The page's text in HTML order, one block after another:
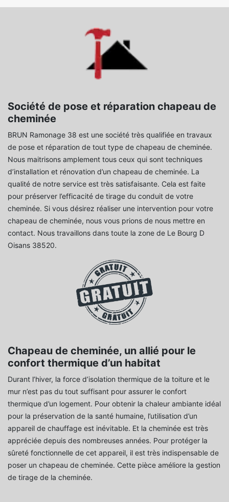
Société de pose et réparation chapeau de
cheminée
BRUN Ramonage 38 est une société très qualifiée en travaux
de pose et réparation de tout type de chapeau de cheminée.
Nous maitrisons amplement tous ceux qui sont techniques
d’installation et rénovation d’un chapeau de cheminée. La
qualité de notre service est très satisfaisante. Cela est faite
pour préserver l’efficacité de tirage du conduit de votre
cheminée. Si vous désirez réaliser une intervention pour votre
chapeau de cheminée, nous vous prions de nous mettre en
contact. Nous travaillons dans toute la zone de Le Bourg D
Oisans 38520.
Chapeau de cheminée, un allié pour le
confort thermique d’un habitat
Durant l’hiver, la force d’isolation thermique de la toiture et le
mur n’est pas du tout suffisant pour assurer le confort
thermique d’un logement. Pour obtenir la chaleur ambiante idéal
pour la préservation de la santé humaine, l’utilisation d’un
appareil de chauffage est inévitable. Et la cheminée est très
appréciée depuis des nombreuses années. Pour protéger la
sûreté fonctionnelle de cet appareil, il est très indispensable de
poser un chapeau de cheminée. Cette pièce améliore la gestion
de tirage de la cheminée.